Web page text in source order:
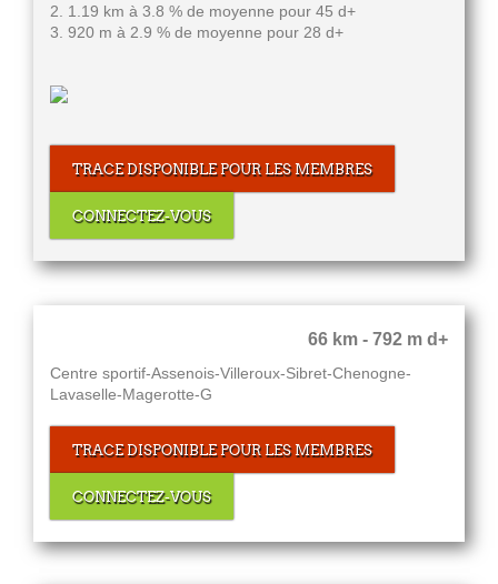
2. 1.19 km à 3.8 % de moyenne pour 45 d+
3. 920 m à 2.9 % de moyenne pour 28 d+
TRACE DISPONIBLE POUR LES MEMBRES
CONNECTEZ-VOUS
66 km - 792 m d+
Centre sportif-Assenois-Villeroux-Sibret-Chenogne-
Lavaselle-Magerotte-G
TRACE DISPONIBLE POUR LES MEMBRES
CONNECTEZ-VOUS